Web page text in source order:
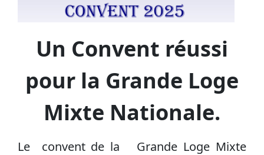
Un Convent réussi
pour la Grande Loge
Mixte Nationale.
Le convent de la Grande Loge Mixte